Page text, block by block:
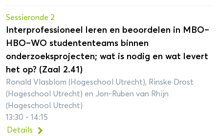
Sessieronde 2
Interprofessioneel leren en beoordelen in MBO–
HBO–WO studententeams binnen
onderzoeksprojecten; wat is nodig en wat levert
het op? (Zaal 2.41)
Ronald Vlasblom (Hogeschool Utrecht), Rinske Drost
(Hogeschool Utrecht) en Jon-Ruben van Rhijn
(Hogeschool Utrecht)
13:30 - 14:15
Details